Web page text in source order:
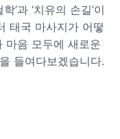
’과 ‘치유의 손길’이
태국 마사지가 어떻
마음 모두에 새로운
들여다보겠습니다.